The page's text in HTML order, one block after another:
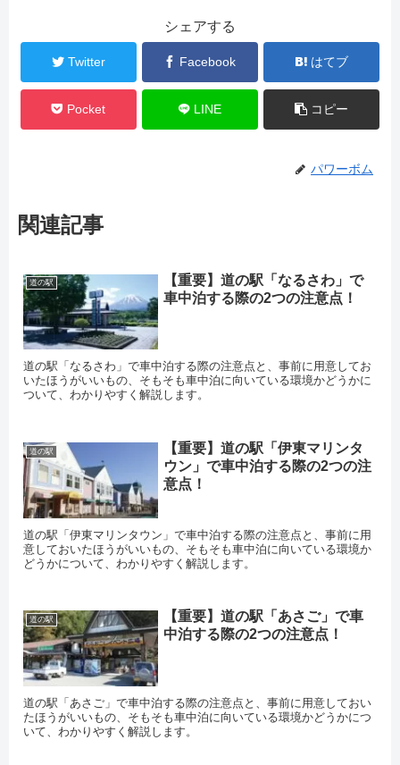
シェアする
Twitter Facebook はてブ
Pocket LINE コピー
パワーボム
関連記事
道の駅
【重要】道の駅「なるさわ」で
車中泊する際の2つの注意点！
道の駅「なるさわ」で車中泊する際の注意点と、事前に用意してお
いたほうがいいもの、そもそも車中泊に向いている環境かどうかに
ついて、わかりやすく解説します。
道の駅
【重要】道の駅「伊東マリンタ
ウン」で車中泊する際の2つの注
意点！
道の駅「伊東マリンタウン」で車中泊する際の注意点と、事前に用
意しておいたほうがいいもの、そもそも車中泊に向いている環境か
どうかについて、わかりやすく解説します。
道の駅
【重要】道の駅「あさご」で車
中泊する際の2つの注意点！
道の駅「あさご」で車中泊する際の注意点と、事前に用意しておい
たほうがいいもの、そもそも車中泊に向いている環境かどうかにつ
いて、わかりやすく解説します。